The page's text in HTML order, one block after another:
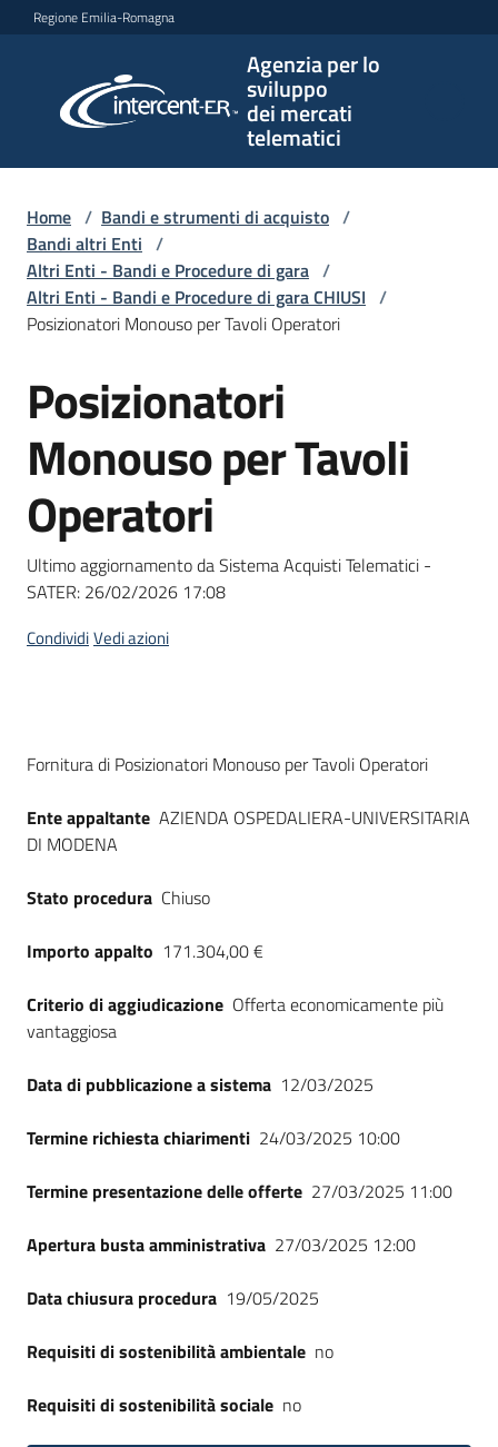
Vai al contenuto
Vai alla navigazione
Vai al footer
Regione Emilia-Romagna
Agenzia per lo
sviluppo
dei mercati
telematici
per lo
sviluppo
telematici
L'Agenzia
Bandi
strumenti
acquisto
Supporto
English
site
Seguici
su
Home / Bandi e strumenti di acquisto /
Bandi altri Enti /
Altri Enti - Bandi e Procedure di gara /
Altri Enti - Bandi e Procedure di gara CHIUSI /
Posizionatori Monouso per Tavoli Operatori
Salta al contenuto
Posizionatori
Monouso per Tavoli
Operatori
Ultimo aggiornamento da Sistema Acquisti Telematici -
SATER: 26/02/2026 17:08
CondividiVedi azioni
Dati del bando
Fornitura di Posizionatori Monouso per Tavoli Operatori
Ente appaltante AZIENDA OSPEDALIERA-UNIVERSITARIA
DI MODENA
Stato procedura Chiuso
Importo appalto 171.304,00 €
Criterio di aggiudicazione Offerta economicamente più
vantaggiosa
Data di pubblicazione a sistema 12/03/2025
Termine richiesta chiarimenti 24/03/2025 10:00
Termine presentazione delle offerte 27/03/2025 11:00
Apertura busta amministrativa 27/03/2025 12:00
Data chiusura procedura 19/05/2025
Requisiti di sostenibilità ambientale no
Requisiti di sostenibilità sociale no